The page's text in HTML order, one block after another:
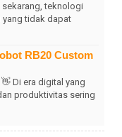
teknologi
yang tidak dapat
RB20 Custom
Di era digital yang
produktivitas sering